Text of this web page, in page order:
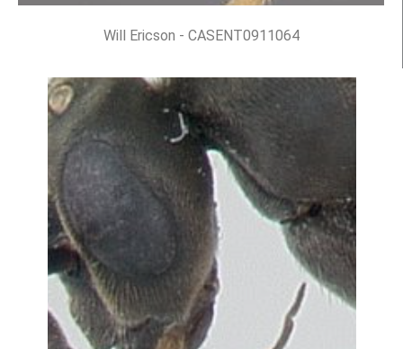
Will Ericson - CASENT0911064